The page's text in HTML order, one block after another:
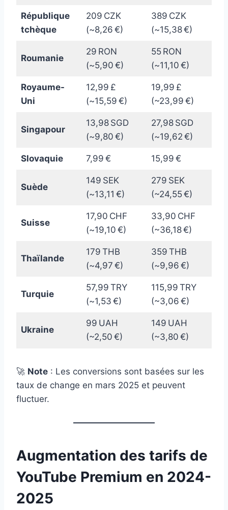
République
tchèque
209 CZK
(~8,26 €)
389 CZK
(~15,38 €)
Roumanie
29 RON
(~5,90 €)
55 RON
(~11,10 €)
Royaume-
Uni
12,99 £
(~15,59 €)
19,99 £
(~23,99 €)
Singapour
13,98 SGD
(~9,80 €)
27,98 SGD
(~19,62 €)
Slovaquie 7,99 € 15,99 €
Suède
149 SEK
(~13,11 €)
279 SEK
(~24,55 €)
Suisse
17,90 CHF
(~19,10 €)
33,90 CHF
(~36,18 €)
Thaïlande
179 THB
(~4,97 €)
359 THB
(~9,96 €)
Turquie
57,99 TRY
(~1,53 €)
115,99 TRY
(~3,06 €)
Ukraine
99 UAH
(~2,50 €)
149 UAH
(~3,80 €)
🚀 Note : Les conversions sont basées sur les
taux de change en mars 2025 et peuvent
fluctuer.
Augmentation des tarifs de
YouTube Premium en 2024-
2025